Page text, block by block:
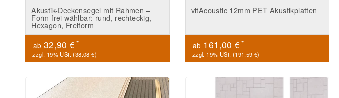
Akustik-Deckensegel mit Rahmen –
Form frei wählbar: rund, rechteckig,
Hexagon, Freiform
ab 32,90 €*
zzgl. 19% USt. (38.08 €)
vitAcoustic 12mm PET Akustikplatten
ab 161,00 €*
zzgl. 19% USt. (191.59 €)